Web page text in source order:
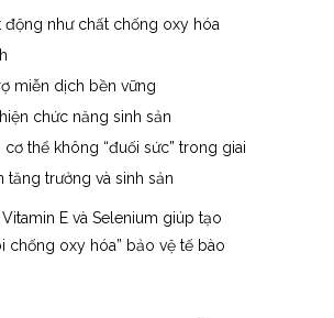
động như chất chống oxy hóa
miễn dịch bền vững
chức năng sinh sản
cơ thể không “đuối sức” trong giai
tăng trưởng và sinh sản
E và Selenium giúp tạo
chống oxy hóa” bảo vệ tế bào